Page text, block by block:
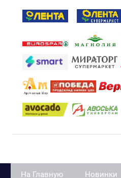
На Главную Новинки